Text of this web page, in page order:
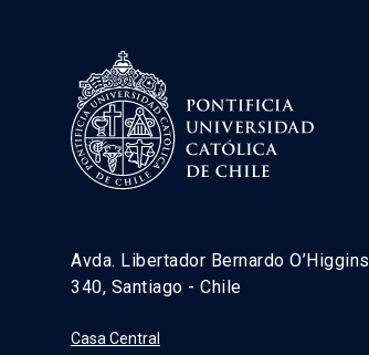
Avda. Libertador Bernardo O’Higgins
340, Santiago - Chile
Casa Central